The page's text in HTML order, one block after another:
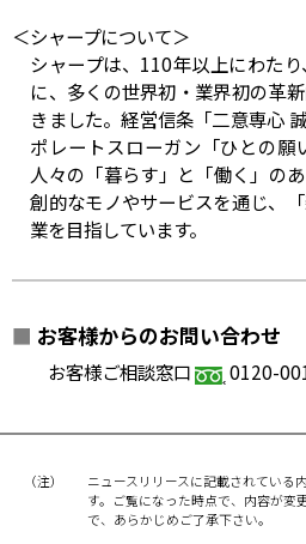
＜シャープについて＞
シャープは、110年以上にわた
に、多くの世界初・業界初の革
きました。経営信条「二意専心
ポレートスローガン「ひとの願
人々の「暮らす」と「働く」の
創的なモノやサービスを通じ、
業を目指しています。
■ お客様からのお問い合わせ
お客様ご相談窓口 0120-
（注）
ニュースリリースに記載されている
す。ご覧になった時点で、内容が変
で、あらかじめご了承下さい。